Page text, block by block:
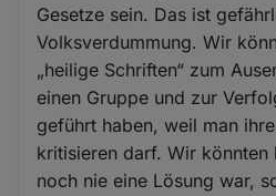
Gesetze sein. Das ist
Volksverdummung. Wir
„heilige Schriften“ zum
einen Gruppe und zur
geführt haben, weil man
kritisieren darf. Wir könnten
noch nie eine Lösung war,